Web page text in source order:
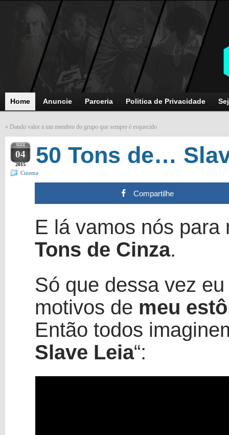
Home Anuncie Parceria Politica de Privacidade
« Dando valor a um membro do grupo que sempre é esquecido
MAR
04
2015 50 Tons de…
Cinema
Compartilhe
E lá vamos nós
Tons de Cinza.
Só que dessa vez
motivos de meu
Então todos
Slave Leia“: